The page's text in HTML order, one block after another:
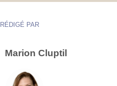
RÉDIGÉ PAR
Marion Cluptil